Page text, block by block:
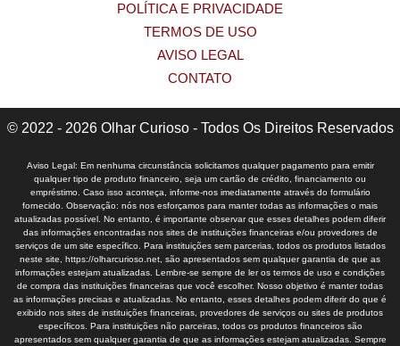
POLÍTICA E PRIVACIDADE
TERMOS DE USO
AVISO LEGAL
CONTATO
© 2022 - 2026 Olhar Curioso - Todos Os Direitos Reservados
Aviso Legal: Em nenhuma circunstância solicitamos qualquer pagamento para emitir
qualquer tipo de produto financeiro, seja um cartão de crédito, financiamento ou
empréstimo. Caso isso aconteça, informe-nos imediatamente através do formulário
fornecido. Observação: nós nos esforçamos para manter todas as informações o mais
atualizadas possível. No entanto, é importante observar que esses detalhes podem diferir
das informações encontradas nos sites de instituições financeiras e/ou provedores de
serviços de um site específico. Para instituições sem parcerias, todos os produtos listados
neste site, https://olharcurioso.net, são apresentados sem qualquer garantia de que as
informações estejam atualizadas. Lembre-se sempre de ler os termos de uso e condições
de compra das instituições financeiras que você escolher. Nosso objetivo é manter todas
as informações precisas e atualizadas. No entanto, esses detalhes podem diferir do que é
exibido nos sites de instituições financeiras, provedores de serviços ou sites de produtos
específicos. Para instituições não parceiras, todos os produtos financeiros são
apresentados sem qualquer garantia de que as informações estejam atualizadas. Sempre